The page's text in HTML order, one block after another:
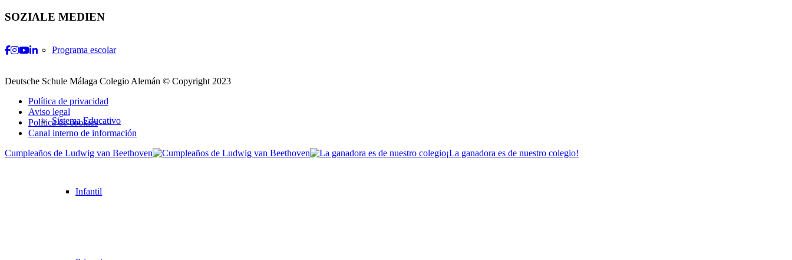
Programa escolar
Sistema Educativo
Infantil
SOZIALE MEDIEN
Deutsche Schule Málaga Colegio Alemán © Copyright 2023
Política de privacidad
Aviso legal
Política de cookies
Canal interno de información
Cumpleaños de Ludwig van Beethoven
¡La ganadora es de nuestro colegio!